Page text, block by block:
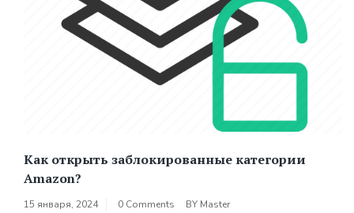
Как открыть заблокированные категории
Amazon?
15 января, 2024 0 Comments BY Master